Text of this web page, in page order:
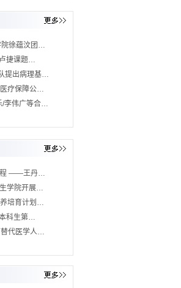
院徐蕴汶团…
捷课题…
提出病理基…
医疗保障公…
/李伟广等合…
程 ——王丹…
学院开展…
养培育计划…
科生第…
替代医学人…